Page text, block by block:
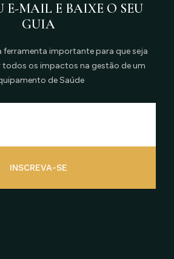
E-MAIL E BAIXE O SEU
GUIA
ferramenta importante para que seja
todos os impactos na gestão de um
de Saúde
INSCREVA-SE